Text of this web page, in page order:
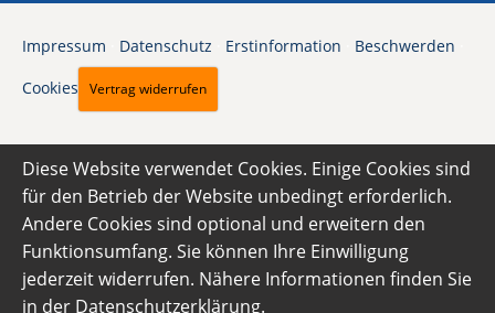
Impressum Datenschutz Erstinformation Beschwerden
Cookies
Vertrag widerrufen
Diese Website verwendet Cookies. Einige Cookies sind
für den Betrieb der Website unbedingt erforderlich.
Andere Cookies sind optional und erweitern den
Funktionsumfang. Sie können Ihre Einwilligung
jederzeit widerrufen. Nähere Informationen finden Sie
in der Datenschutzerklärung.